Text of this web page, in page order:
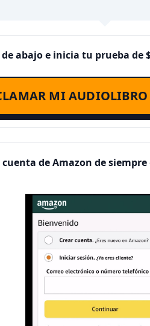
abajo e inicia tu prueba de
MI
de Amazon de